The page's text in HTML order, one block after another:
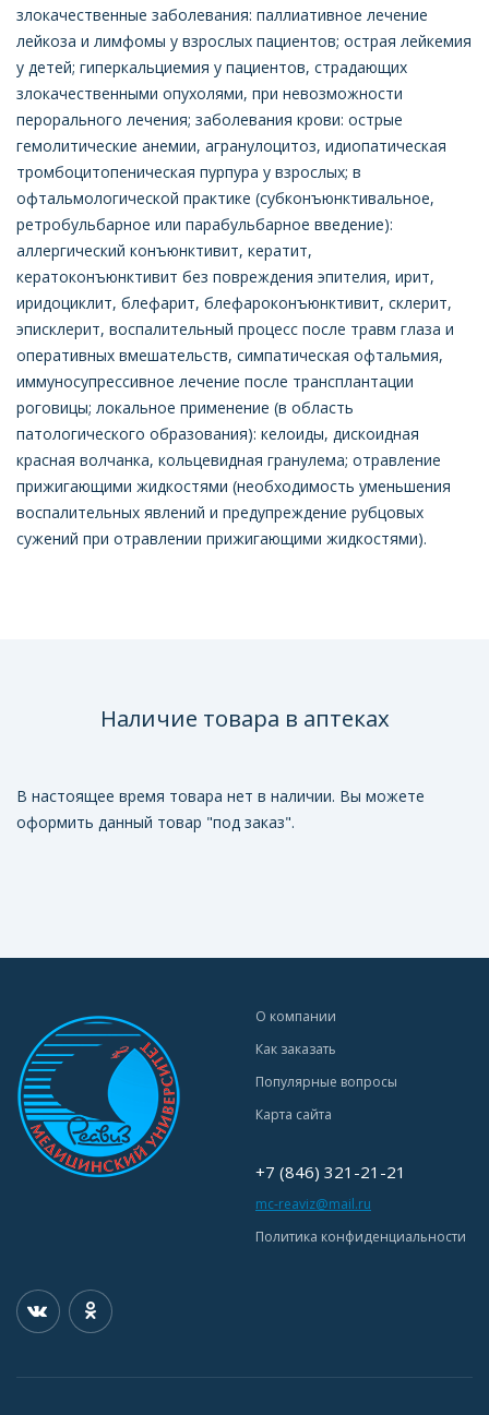
злокачественные заболевания: паллиативное лечение
лейкоза и лимфомы у взрослых пациентов; острая лейкемия
у детей; гиперкальциемия у пациентов, страдающих
злокачественными опухолями, при невозможности
перорального лечения; заболевания крови: острые
гемолитические анемии, агранулоцитоз, идиопатическая
тромбоцитопеническая пурпура у взрослых; в
офтальмологической практике (субконъюнктивальное,
ретробульбарное или парабульбарное введение):
аллергический конъюнктивит, кератит,
кератоконъюнктивит без повреждения эпителия, ирит,
иридоциклит, блефарит, блефароконъюнктивит, склерит,
эписклерит, воспалительный процесс после травм глаза и
оперативных вмешательств, симпатическая офтальмия,
иммуносупрессивное лечение после трансплантации
роговицы; локальное применение (в область
патологического образования): келоиды, дискоидная
красная волчанка, кольцевидная гранулема; отравление
прижигающими жидкостями (необходимость уменьшения
воспалительных явлений и предупреждение рубцовых
сужений при отравлении прижигающими жидкостями).
Наличие товара в аптеках
В настоящее время товара нет в наличии. Вы можете
оформить данный товар "под заказ".
О компании
Как заказать
Популярные вопросы
Карта сайта
+7 (846) 321-21-21
mc-reaviz@mail.ru
Политика конфиденциальности